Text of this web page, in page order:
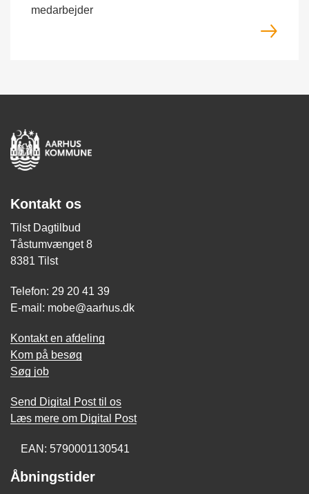
medarbejder
Kontakt os
Tilst Dagtilbud
Tåstumvænget 8
8381 Tilst
Telefon: 29 20 41 39
E-mail: mobe@aarhus.dk
Kontakt en afdeling
Kom på besøg
Søg job
Send Digital Post til os
Læs mere om Digital Post
EAN: 5790001130541
Åbningstider